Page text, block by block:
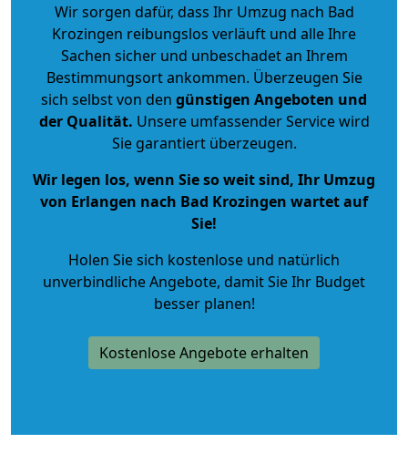
Wir sorgen dafür, dass Ihr Umzug nach Bad
Krozingen reibungslos verläuft und alle Ihre
Sachen sicher und unbeschadet an Ihrem
Bestimmungsort ankommen. Überzeugen Sie
sich selbst von den günstigen Angeboten und
der Qualität. Unsere umfassender Service wird
Sie garantiert überzeugen.
Wir legen los, wenn Sie so weit sind, Ihr Umzug
von Erlangen nach Bad Krozingen wartet auf
Sie!
Holen Sie sich kostenlose und natürlich
unverbindliche Angebote, damit Sie Ihr Budget
besser planen!
Kostenlose Angebote erhalten